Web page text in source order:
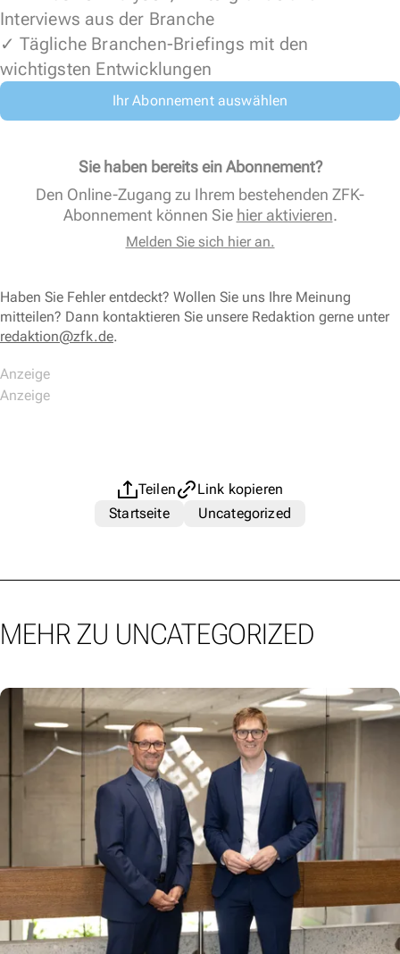
Interviews aus der Branche
✓ Tägliche Branchen-Briefings mit den
wichtigsten Entwicklungen
Ihr Abonnement auswählen
Sie haben bereits ein Abonnement?
Den Online-Zugang zu Ihrem bestehenden ZFK-
Abonnement können Sie hier aktivieren.
Melden Sie sich hier an.
Haben Sie Fehler entdeckt? Wollen Sie uns Ihre Meinung
mitteilen? Dann kontaktieren Sie unsere Redaktion gerne unter
redaktion@zfk.de.
Teilen
Link kopieren
Startseite
Uncategorized
MEHR ZU UNCATEGORIZED